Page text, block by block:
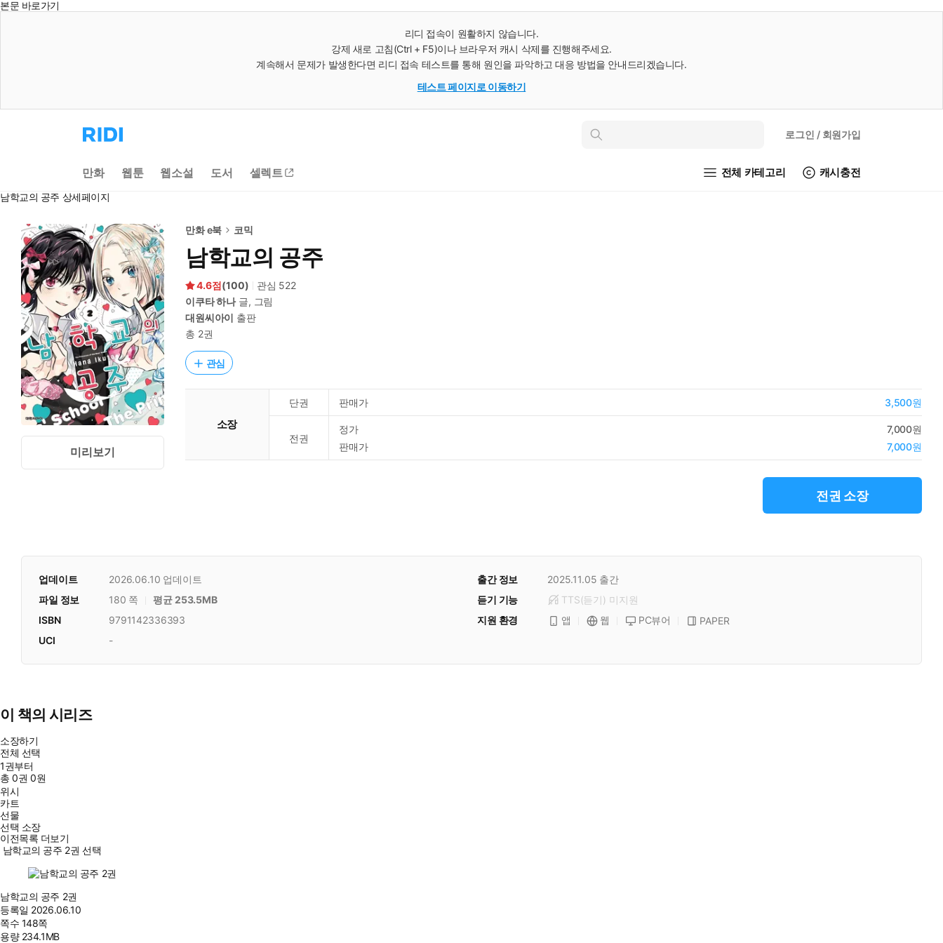
본문 바로가기
리디 접속이 원활하지 않습니다.
강제 새로 고침(Ctrl + F5)이나 브라우저 캐시 삭제를 진행해주세요.
계속해서 문제가 발생한다면 리디 접속 테스트를 통해 원인을 파악하고 대응 방법을 안내드리겠습니다.
테스트 페이지로 이동하기
리
디
으
로
동
인
로그인 / 회원가입
만화 웹툰 웹소설 도서 셀렉트 전체 카테고리 캐시충전
남학교의 공주 상세페이지
미리보기
만화 e북 코믹
남학교의 공주
4.6 (100) 관심 522
이쿠타 하나글, 그림
대원씨아이 출판
총 2권
관심
소장
단권 판매가 3,500원
전권
정가
7,000원
판매가
7,000원
전권 소장
업데이트 2026.06.10 업데이트 출간 정보 2025.11.05 출간
듣기 기능
TTS(듣기) 미지원
파일 정보 180 쪽
평균 253.5MB
지원 환경
앱 웹 PC뷰어 PAPER
ISBN
9791142336393
UCI
-
이 책의 시리즈
소장하기
전체 선택
1권부터
총0권 0원
위시
카트
선물
선택 소장
이전목록 더보기
남학교의 공주 2권 선택
남학교의 공주 2권
등록일 2026.06.10
쪽수 148쪽
용량 234.1MB